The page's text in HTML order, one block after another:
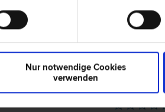
Nur notwendige Cookies
verwenden